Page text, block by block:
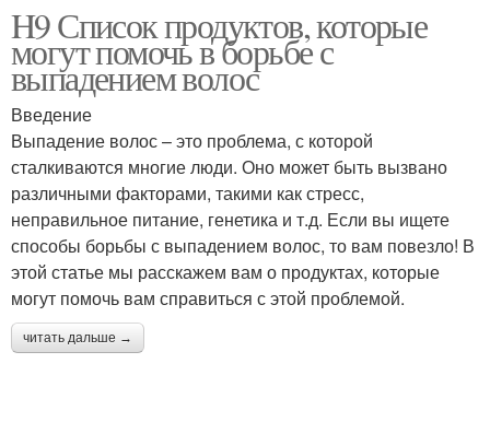
H9 Список продуктов, которые
могут помочь в борьбе с
выпадением волос
Введение
Выпадение волос – это проблема, с которой
сталкиваются многие люди. Оно может быть вызвано
различными факторами, такими как стресс,
неправильное питание, генетика и т.д. Если вы ищете
способы борьбы с выпадением волос, то вам повезло! В
этой статье мы расскажем вам о продуктах, которые
могут помочь вам справиться с этой проблемой.
читать дальше →